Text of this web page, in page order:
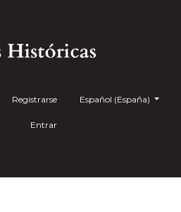
Registrarse
Entrar
Español (España)